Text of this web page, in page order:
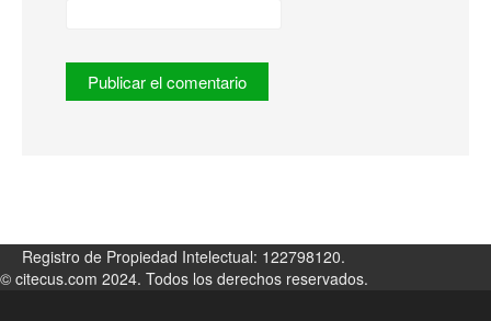
Registro de Propiedad Intelectual: 122798120.
© citecus.com 2024. Todos los derechos reservados.